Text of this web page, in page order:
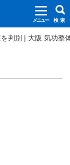
メニュー 検 索
判別 | 大阪 気功整